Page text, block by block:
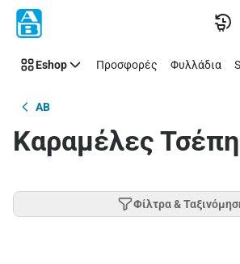
Παράλειψη
Eshop Προσφορές Φυλλάδια
AB
Καραμέλες
Φίλτρα &